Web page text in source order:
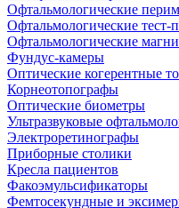
Офтальмологические
Офтальмологические тест-
Офтальмологические
Фундус-камеры
Оптические когерентные
Корнеотопографы
Оптические биометры
Ультразвуковые
Электроретинографы
Приборные столики
Кресла пациентов
Факоэмульсификаторы
Фемтосекундные и